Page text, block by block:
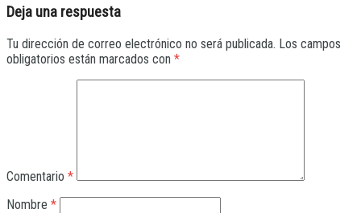
Deja una respuesta
Tu dirección de correo electrónico no será publicada. Los campos
obligatorios están marcados con *
Comentario *
Nombre *